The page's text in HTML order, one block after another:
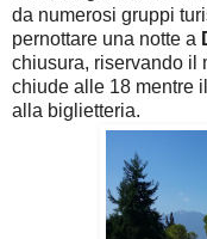
da numerosi gruppi
pernottare una notte a
chiusura, riservando il
chiude alle 18 mentre
alla biglietteria.